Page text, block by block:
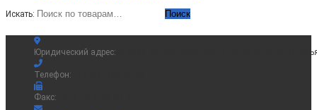
Искать: Поиск
Юридический адрес: 214036, Смоленская обл., г. Смоленск, ул.
Телефон:
Факс: